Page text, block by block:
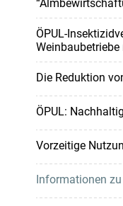
ÖPUL-
Die Reduktion
ÖPUL:
Vorzeitige
Informationen